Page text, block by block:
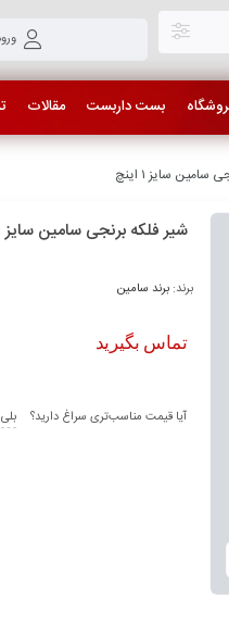
بست داربست مقالات
سایز ۱ اینچ
شیر فلکه برنجی سامین سایز ۱ اینچ
برند:برند سامین
تماس بگیرید
آیا قیمت مناسب‌تری سراغ دارید؟ بلی